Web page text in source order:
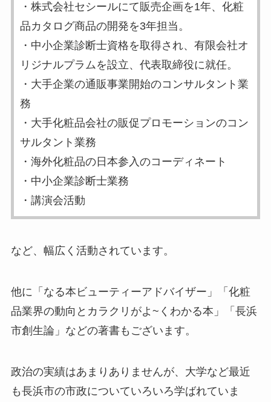
・株式会社セシールにて販売企画を1年、化粧
品カタログ商品の開発を3年担当。
・中小企業診断士資格を取得され、有限会社オ
リジナルプラムを設立、代表取締役に就任。
・大手企業の通販事業開始のコンサルタント業
務
・大手化粧品会社の販促プロモーションのコン
サルタント業務
・海外化粧品の日本参入のコーディネート
・中小企業診断士業務
・講演会活動
など、幅広く活動されています。
他に「なる本ビューティーアドバイザー」「化粧
品業界の動向とカラクリがよ~くわかる本」「長浜
市創生論」などの著書もございます。
政治の実績はあまりありませんが、大学など最近
も長浜市の市政についていろいろ学ばれていま